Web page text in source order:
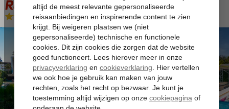
Royal Garden Beach
Ultra All Inclusive-Hotel